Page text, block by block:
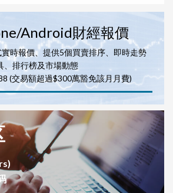
Android財經報價
時報價、提供5個買賣排序、即時走勢
、排行榜及市場動態
(交易額超過$300萬豁免該月月費)